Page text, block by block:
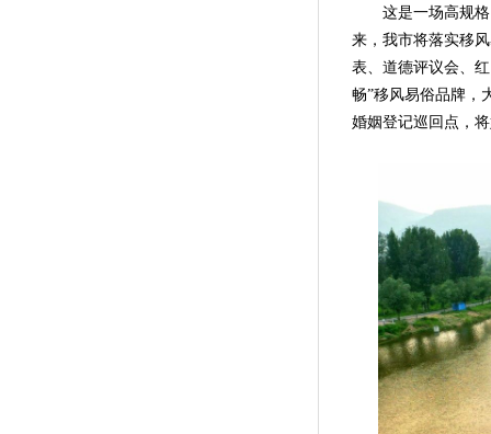
这是一场高规格
来，我市将落实移
表、道德评议会、
畅”移风易俗品牌，
婚姻登记巡回点，